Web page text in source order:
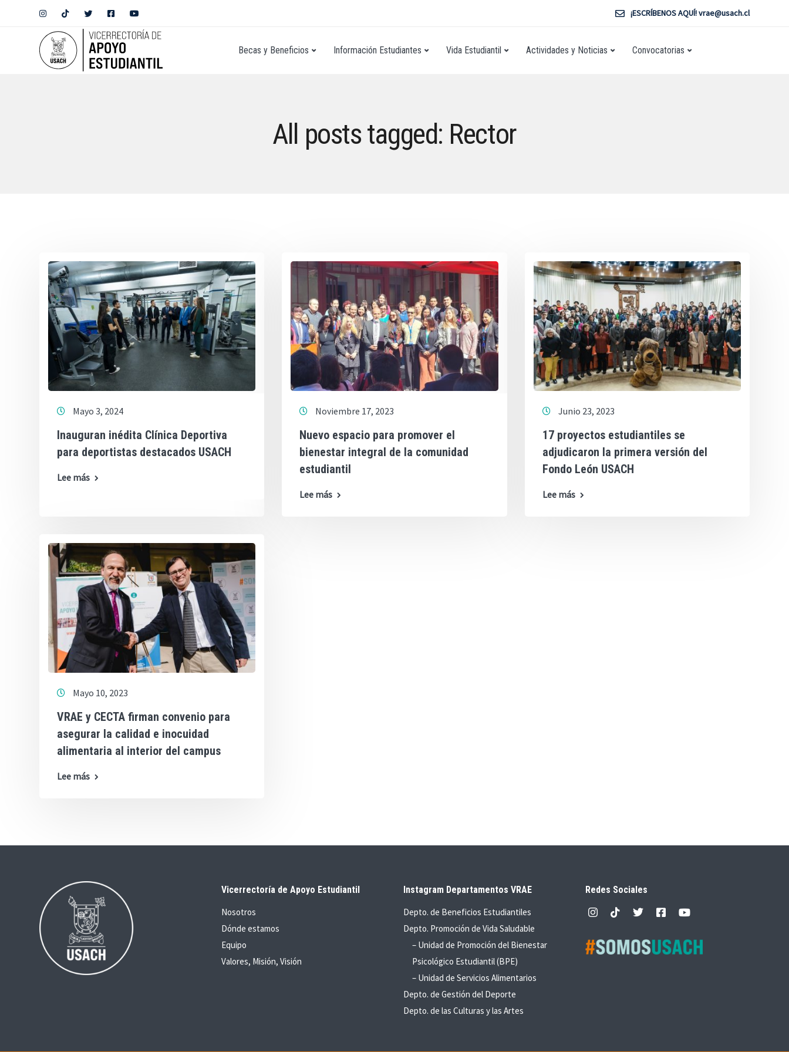
¡ESCRÍBENOS AQUÍ! vrae@usach.cl
Becas y Beneficios Información Estudiantes Vida Estudiantil Actividades y Noticias Convocatorias
All posts tagged: Rector
Mayo 3, 2024
Inauguran inédita Clínica Deportiva
para deportistas destacados USACH
Lee más
Noviembre 17, 2023
Nuevo espacio para promover el
bienestar integral de la comunidad
estudiantil
Lee más
Junio 23, 2023
17 proyectos estudiantiles se
adjudicaron la primera versión del
Fondo León USACH
Lee más
Mayo 10, 2023
VRAE y CECTA firman convenio para
asegurar la calidad e inocuidad
alimentaria al interior del campus
Lee más
Vicerrectoría de Apoyo Estudiantil
Nosotros
Dónde estamos
Equipo
Valores, Misión, Visión
Instagram Departamentos VRAE
Depto. de Beneficios Estudiantiles
Depto. Promoción de Vida Saludable
– Unidad de Promoción del Bienestar
Psicológico Estudiantil (BPE)
– Unidad de Servicios Alimentarios
Depto. de Gestión del Deporte
Depto. de las Culturas y las Artes
Redes Sociales